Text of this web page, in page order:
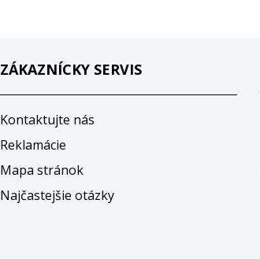
ZÁKAZNÍCKY SERVIS
Kontaktujte nás
Reklamácie
Mapa stránok
Najčastejšie otázky